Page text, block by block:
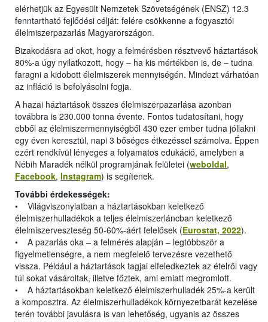
elérhetjük az Egyesült Nemzetek Szövetségének (ENSZ) 12.3
fenntartható fejlődési célját: felére csökkenne a fogyasztói
élelmiszerpazarlás Magyarországon.
Bizakodásra ad okot, hogy a felmérésben résztvevő háztartások
80%-a úgy nyilatkozott, hogy ‒ ha kis mértékben is, de ‒ tudna
faragni a kidobott élelmiszerek mennyiségén. Mindezt várhatóan
az infláció is befolyásolni fogja.
A hazai háztartások összes élelmiszerpazarlása azonban
továbbra is 230.000 tonna évente. Fontos tudatosítani, hogy
ebből az élelmiszermennyiségből 430 ezer ember tudna jóllakni
egy éven keresztül, napi 3 bőséges étkezéssel számolva. Éppen
ezért rendkívül lényeges a folyamatos edukáció, amelyben a
Nébih Maradék nélkül programjának felületei (weboldal,
Facebook, Instagram) is segítenek.
További érdekességek:
• Világviszonylatban a háztartásokban keletkező
élelmiszerhulladékok a teljes élelmiszerláncban keletkező
élelmiszerveszteség 50-60%-áért felelősek (Eurostat, 2022).
• A pazarlás oka ‒ a felmérés alapján ‒ legtöbbször a
figyelmetlenségre, a nem megfelelő tervezésre vezethető
vissza. Például a háztartások tagjai elfeledkeztek az ételről vagy
túl sokat vásároltak, illetve főztek, ami emiatt megromlott.
• A háztartásokban keletkező élelmiszerhulladék 25%-a került
a komposztra. Az élelmiszerhulladékok környezetbarát kezelése
terén további javulásra is van lehetőség, ugyanis az összes